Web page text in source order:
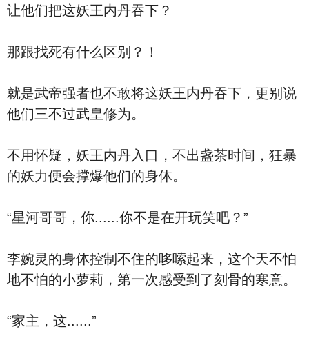
让他们把这妖王内丹吞下？
那跟找死有什么区别？！
就是武帝强者也不敢将这妖王内丹吞下，更别说
他们三不过武皇修为。
不用怀疑，妖王内丹入口，不出盏茶时间，狂暴
的妖力便会撑爆他们的身体。
“星河哥哥，你......你不是在开玩笑吧？”
李婉灵的身体控制不住的哆嗦起来，这个天不怕
地不怕的小萝莉，第一次感受到了刻骨的寒意。
“家主，这......”